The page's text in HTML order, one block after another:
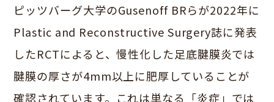
ピッツバーグ大学のGusenoff BRらが2022年に
Plastic and Reconstructive Surgery誌に発表
したRCTによると、慢性化した足底腱膜炎では
腱膜の厚さが4mm以上に肥厚していることが
確認されています。これは単なる「炎症」では